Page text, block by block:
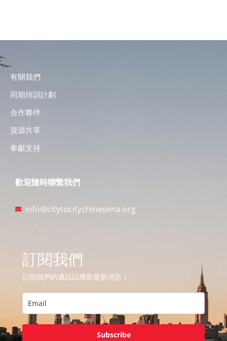
有關我們
同期培訓計劃
合作夥伴
資源共享
奉獻支持
歡迎隨時聯繫我們
info@citytocitychinesena.org
訂閱我們
訂閱我們的通訊以獲取最新消息！
Subscribe